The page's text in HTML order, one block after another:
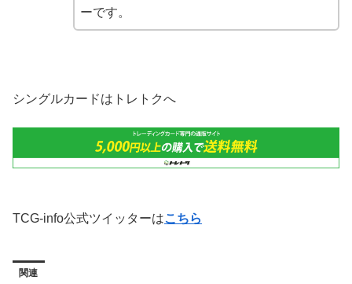
ーです。
シングルカードはトレトクへ
TCG-info公式ツイッターはこちら
関連